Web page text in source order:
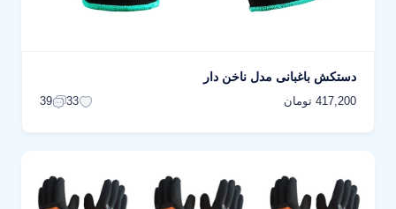
دستکش باغبانی مدل ناخن دار
417,200 تومان 33
39